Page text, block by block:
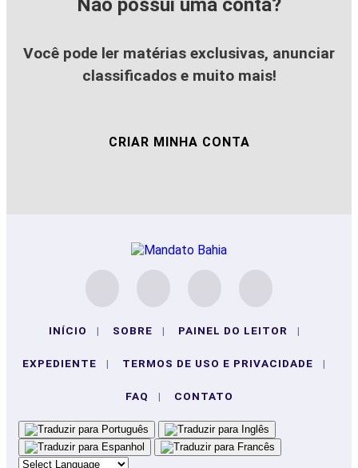
Não possui uma conta?
Você pode ler matérias exclusivas, anunciar
classificados e muito mais!
CRIAR MINHA CONTA
INÍCIO | SOBRE | PAINEL DO LEITOR |
EXPEDIENTE | TERMOS DE USO E PRIVACIDADE |
FAQ | CONTATO